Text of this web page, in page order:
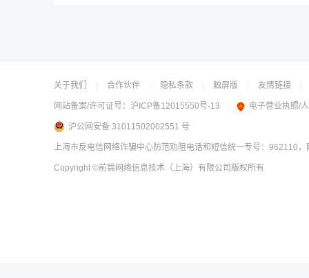
关于我们 合作伙伴 隐私条款 触屏版 友情链接
网站备案/许可证号： 沪ICP备12015550号-13 电子营业执照/
沪公网安备 31011502002551 号
上海市反电信网络诈骗中心防范劝阻电话和短信统一专号：962110
Copyright ©前锦网络信息技术（上海）有限公司 版权所有